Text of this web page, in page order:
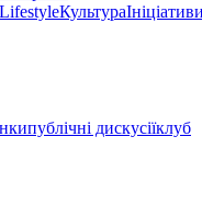
LifestyleКультура
публічні дискусіїклуб